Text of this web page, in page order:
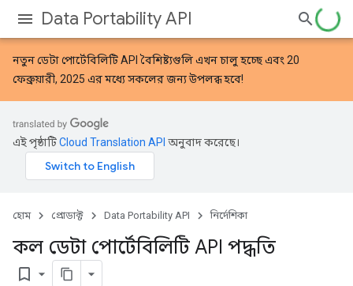
Data Portability API
নতুনডেটা পোর্টেবিলিটি API বৈশিষ্ট্যগুলিএখন চালু হচ্ছে এবং 20
ফেব্রুয়ারী, 2025 এর মধ্যে সকলের জন্য উপলব্ধ হবে!
এই পৃষ্ঠাটিCloud Translation API অনুবাদ করেছে।
হোম প্রোডাক্ট Data Portability API নির্দেশিকা
কল ডেটা পোর্টেবিলিটি API পদ্ধতি
bookmark_border